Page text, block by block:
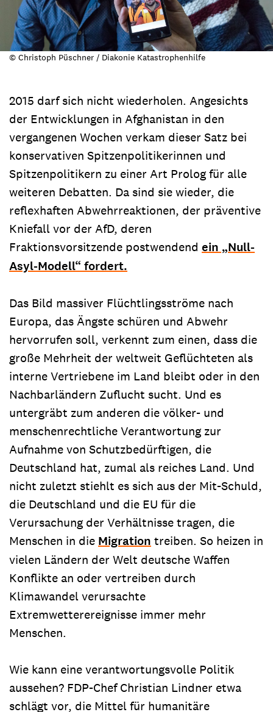
© Christoph Püschner / Diakonie Katastrophenhilfe
2015 darf sich nicht wiederholen. Angesichts
der Entwicklungen in Afghanistan in den
vergangenen Wochen verkam dieser Satz bei
konservativen Spitzenpolitikerinnen und
Spitzenpolitikern zu einer Art Prolog für alle
weiteren Debatten. Da sind sie wieder, die
reflexhaften Abwehrreaktionen, der präventive
Kniefall vor der AfD, deren
Fraktionsvorsitzende postwendend ein „Null-
Asyl-Modell“ fordert.
Das Bild massiver Flüchtlingsströme nach
Europa, das Ängste schüren und Abwehr
hervorrufen soll, verkennt zum einen, dass die
große Mehrheit der weltweit Geflüchteten als
interne Vertriebene im Land bleibt oder in den
Nachbarländern Zuflucht sucht. Und es
untergräbt zum anderen die völker- und
menschenrechtliche Verantwortung zur
Aufnahme von Schutzbedürftigen, die
Deutschland hat, zumal als reiches Land. Und
nicht zuletzt stiehlt es sich aus der Mit-Schuld,
die Deutschland und die EU für die
Verursachung der Verhältnisse tragen, die
Menschen in die Migration treiben. So heizen in
vielen Ländern der Welt deutsche Waffen
Konflikte an oder vertreiben durch
Klimawandel verursachte
Extremwetterereignisse immer mehr
Menschen.
Wie kann eine verantwortungsvolle Politik
aussehen? FDP-Chef Christian Lindner etwa
schlägt vor, die Mittel für humanitäre